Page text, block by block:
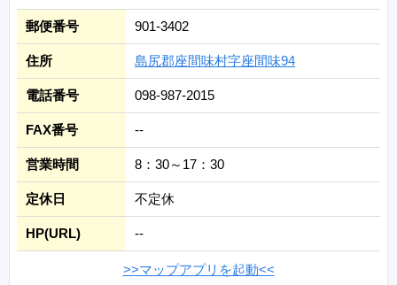
郵便番号 901-3402
住所 島尻郡座間味村字座間味94
電話番号 098-987-2015
FAX番号 --
営業時間 8：30～17：30
定休日 不定休
HP(URL) --
>>マップアプリを起動<<